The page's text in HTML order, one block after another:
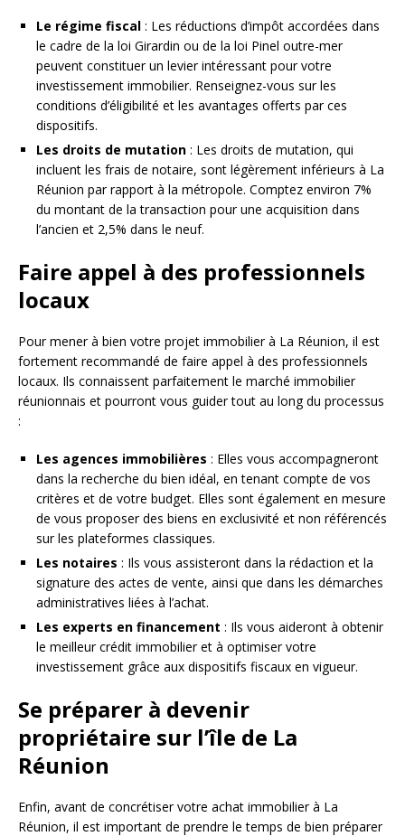
Le régime fiscal : Les réductions d’impôt accordées dans
le cadre de la loi Girardin ou de la loi Pinel outre-mer
peuvent constituer un levier intéressant pour votre
investissement immobilier. Renseignez-vous sur les
conditions d’éligibilité et les avantages offerts par ces
dispositifs.
Les droits de mutation : Les droits de mutation, qui
incluent les frais de notaire, sont légèrement inférieurs à La
Réunion par rapport à la métropole. Comptez environ 7%
du montant de la transaction pour une acquisition dans
l’ancien et 2,5% dans le neuf.
Faire appel à des professionnels
locaux
Pour mener à bien votre projet immobilier à La Réunion, il est
fortement recommandé de faire appel à des professionnels
locaux. Ils connaissent parfaitement le marché immobilier
réunionnais et pourront vous guider tout au long du processus
:
Les agences immobilières : Elles vous accompagneront
dans la recherche du bien idéal, en tenant compte de vos
critères et de votre budget. Elles sont également en mesure
de vous proposer des biens en exclusivité et non référencés
sur les plateformes classiques.
Les notaires : Ils vous assisteront dans la rédaction et la
signature des actes de vente, ainsi que dans les démarches
administratives liées à l’achat.
Les experts en financement : Ils vous aideront à obtenir
le meilleur crédit immobilier et à optimiser votre
investissement grâce aux dispositifs fiscaux en vigueur.
Se préparer à devenir
propriétaire sur l’île de La
Réunion
Enfin, avant de concrétiser votre achat immobilier à La
Réunion, il est important de prendre le temps de bien préparer